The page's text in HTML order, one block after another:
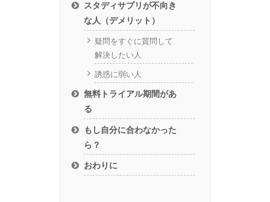
スタディサプリが不向き
な人（デメリット）
疑問をすぐに質問して
解決したい人
誘惑に弱い人
無料トライアル期間があ
る
もし自分に合わなかった
ら？
おわりに